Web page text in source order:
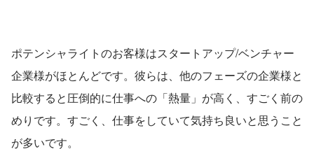
ポテンシャライトのお客様はスタートアップ/ベンチャー
企業様がほとんどです。彼らは、他のフェーズの企業様と
比較すると圧倒的に仕事への「熱量」が高く、すごく前の
めりです。すごく、仕事をしていて気持ち良いと思うこと
が多いです。